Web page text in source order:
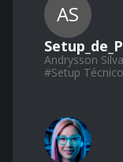
AS
Andrysson
#Setup Técnico